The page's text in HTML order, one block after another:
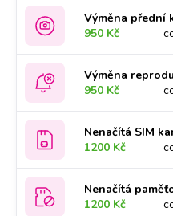
Výměna přední
950 Kč
Výměna
950 Kč
Nenačítá SIM
1200 Kč
Nenačítá
1200 Kč